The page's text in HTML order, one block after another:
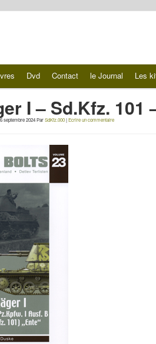
Dvd Contact le Journal Les
I – Sd.Kfz.
septembre 2024ParSdKfz.000|Ecrire un commentaire